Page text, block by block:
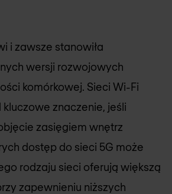
i zawsze stanowiła
wersji rozwojowych
komórkowej. Sieci Wi-Fi
kluczowe znaczenie, jeśli
zasięgiem wnętrz
dostęp do sieci 5G może
rodzaju sieci oferują większą
zapewnieniu niższych